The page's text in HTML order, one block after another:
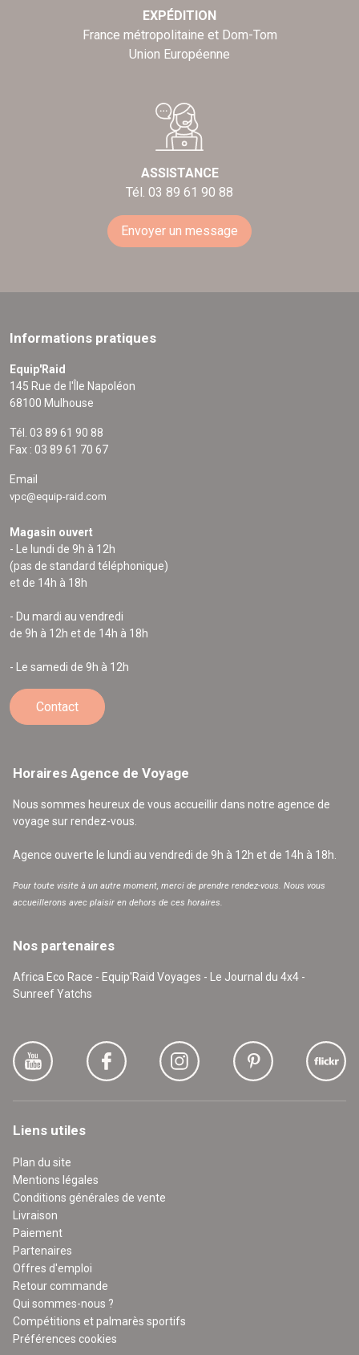
EXPÉDITION
France métropolitaine et Dom-Tom
Union Européenne
ASSISTANCE
Tél. 03 89 61 90 88
Envoyer un message
Informations pratiques
Equip'Raid
145 Rue de l'Île Napoléon
68100 Mulhouse
Tél. 03 89 61 90 88
Fax : 03 89 61 70 67
Email
vpc@equip-raid.com
Magasin ouvert
- Le lundi de 9h à 12h
(pas de standard téléphonique)
et de 14h à 18h
- Du mardi au vendredi
de 9h à 12h et de 14h à 18h
- Le samedi de 9h à 12h
Contact
Horaires Agence de Voyage
Nous sommes heureux de vous accueillir dans notre agence de
voyage sur rendez-vous.
Agence ouverte le lundi au vendredi de 9h à 12h et de 14h à 18h.
Pour toute visite à un autre moment, merci de prendre rendez-vous. Nous vous
accueillerons avec plaisir en dehors de ces horaires.
Nos partenaires
Africa Eco Race - Equip'Raid Voyages - Le Journal du 4x4 -
Sunreef Yatchs
Liens utiles
Plan du site
Mentions légales
Conditions générales de vente
Livraison
Paiement
Partenaires
Offres d'emploi
Retour commande
Qui sommes-nous ?
Compétitions et palmarès sportifs
Préférences cookies